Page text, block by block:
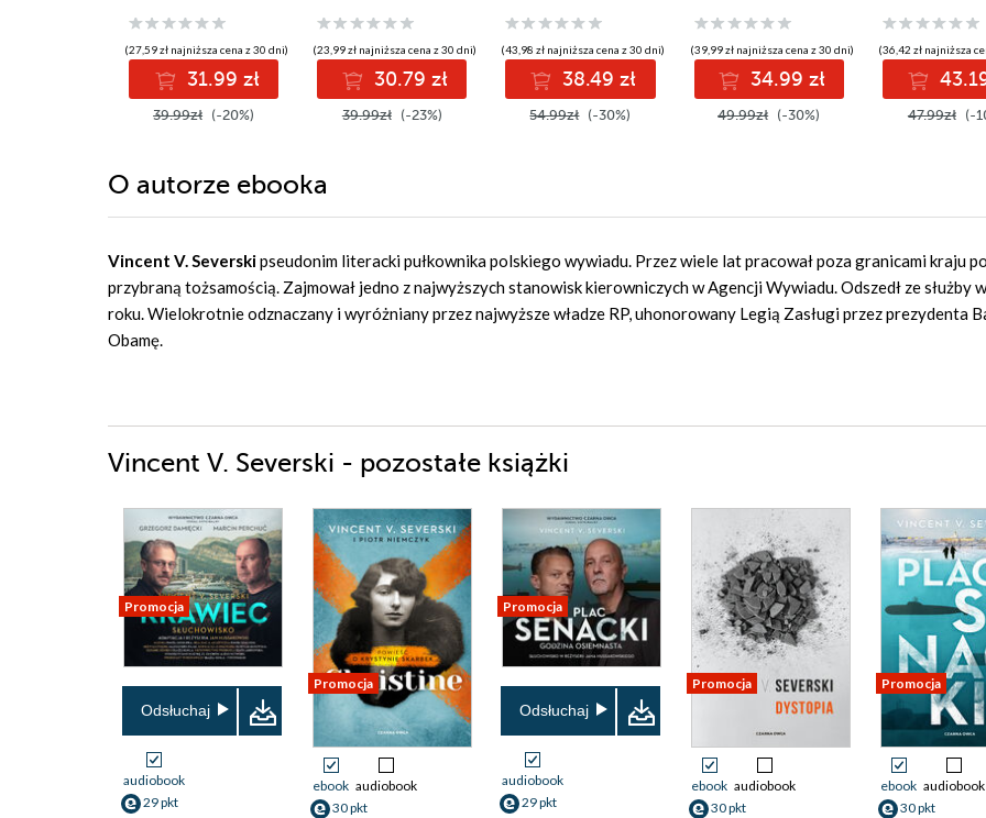
(27,59 zł najniższa cena z 30 dni)
31.99 zł
39.99zł (-20%)
(23,99 zł najniższa cena z 30 dni)
30.79 zł
39.99zł (-23%)
(43,98 zł najniższa cena z 30 dni)
38.49 zł
54.99zł (-30%)
(39,99 zł najniższa cena z 30 dni)
34.99 zł
49.99zł (-30%)
(36,42 zł najniższa
47.99zł (-
O autorze ebooka
Vincent V. Severskipseudonim literacki pułkownika polskiego wywiadu. Przez wiele lat pracował poza granicami kraju
przybraną tożsamością. Zajmował jedno z najwyższych stanowisk kierowniczych w Agencji Wywiadu. Odszedł ze służby
roku. Wielokrotnie odznaczany i wyróżniany przez najwyższe władze RP, uhonorowany Legią Zasługi przez prezydenta
Obamę.
Vincent V. Severski - pozostałe książki
Promocja
Odsłuchaj
audiobook
29 pkt
Promocja
ebook audiobook
30 pkt
Promocja
Odsłuchaj
audiobook
29 pkt
Promocja
ebook audiobook
30 pkt
Promocja
ebook audiobook
30 pkt